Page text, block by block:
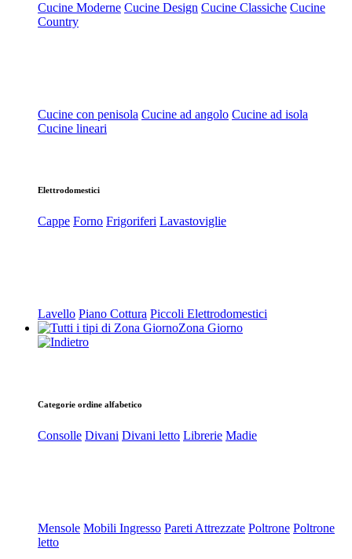
Cucine Moderne Cucine Design Cucine Classiche Cucine
Country
Cucine con penisola Cucine ad angolo Cucine ad isola
Cucine lineari
Elettrodomestici
Cappe Forno Frigoriferi Lavastoviglie
Lavello Piano Cottura Piccoli Elettrodomestici
Zona Giorno
Categorie ordine alfabetico
Consolle Divani Divani letto Librerie Madie
Mensole Mobili Ingresso Pareti Attrezzate Poltrone Poltrone
letto